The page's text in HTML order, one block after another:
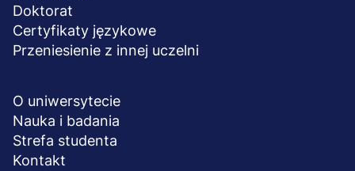
Doktorat
Certyfikaty językowe
Przeniesienie z innej uczelni
O uniwersytecie
Nauka i badania
Strefa studenta
Kontakt